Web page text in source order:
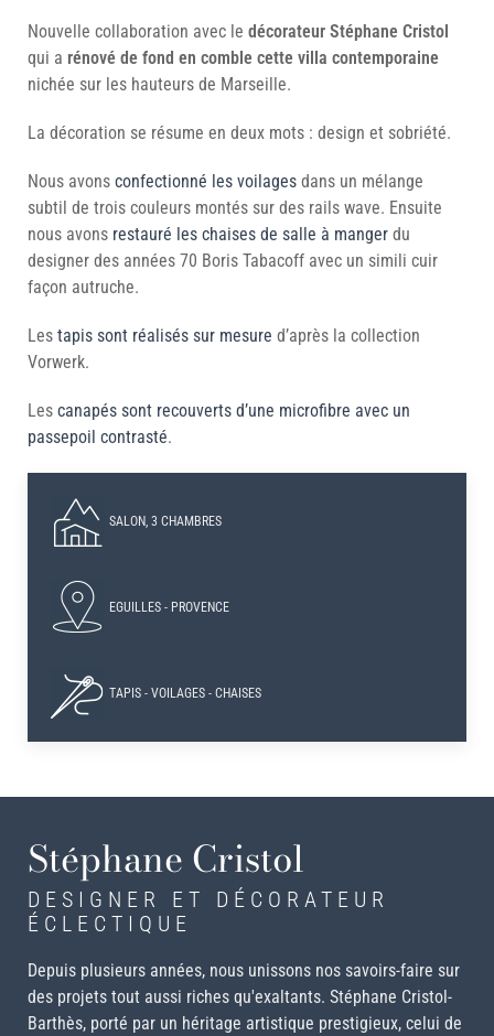
Nouvelle collaboration avec le décorateur Stéphane Cristol
qui a rénové de fond en comble cette villa contemporaine
nichée sur les hauteurs de Marseille.
La décoration se résume en deux mots : design et sobriété.
Nous avons confectionné les voilages dans un mélange
subtil de trois couleurs montés sur des rails wave. Ensuite
nous avons restauré les chaises de salle à manger du
designer des années 70 Boris Tabacoff avec un simili cuir
façon autruche.
Les tapis sont réalisés sur mesure d’après la collection
Vorwerk.
Les canapés sont recouverts d’une microfibre avec un
passepoil contrasté.
SALON, 3 CHAMBRES
EGUILLES - PROVENCE
TAPIS - VOILAGES - CHAISES
Stéphane Cristol
DESIGNER ET DÉCORATEUR
ÉCLECTIQUE
Depuis plusieurs années, nous unissons nos savoirs-faire sur
des projets tout aussi riches qu'exaltants. Stéphane Cristol-
Barthès, porté par un héritage artistique prestigieux, celui de